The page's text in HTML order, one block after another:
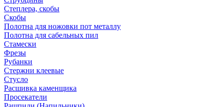
Степлера, скобы
Скобы
Полотна для ножовки пот металлу
Полотна для сабельных пил
Стамески
Фрезы
Рубанки
Стержни клеевые
Стусло
Расшивка каменщика
Просекатели